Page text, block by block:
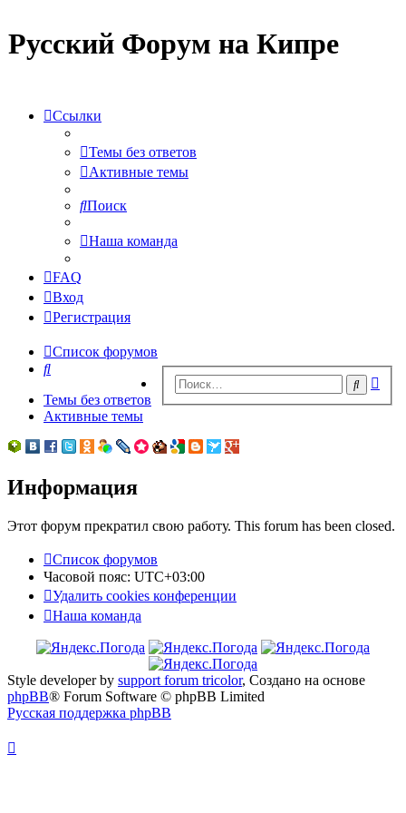
Русский Форум на Кипре
Ссылки
Темы без ответов
Активные темы
Поиск
Наша команда
FAQ
Вход
Регистрация
Список форумов
Поиск
Поиск
Темы без ответов
Активные темы
Информация
Этот форум прекратил свою работу. This forum has been closed.
Список форумов
Часовой пояс: UTC+03:00
Удалить cookies конференции
Наша команда
Style developer by support forum tricolor, Создано на основе
phpBB® Forum Software © phpBB Limited
Русская поддержка phpBB